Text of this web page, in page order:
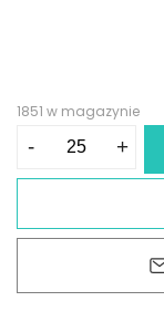
1851 w magazynie
-
CAMP
ml
+